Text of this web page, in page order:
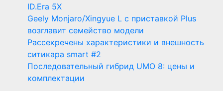
ID.Era 5X
Geely Monjaro/Xingyue L с приставкой Plus
возглавит семейство модели
Рассекречены характеристики и внешность
ситикара smart #2
Последовательный гибрид UMO 8: цены и
комплектации